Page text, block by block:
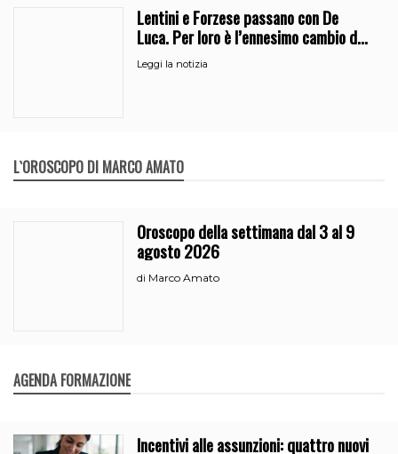
Lentini e Forzese passano con De
Luca. Per loro è l’ennesimo cambio di
partito
Leggi la notizia
L`OROSCOPO DI MARCO AMATO
Oroscopo della settimana dal 3 al 9
agosto 2026
di Marco Amato
AGENDA FORMAZIONE
Incentivi alle assunzioni: quattro nuovi